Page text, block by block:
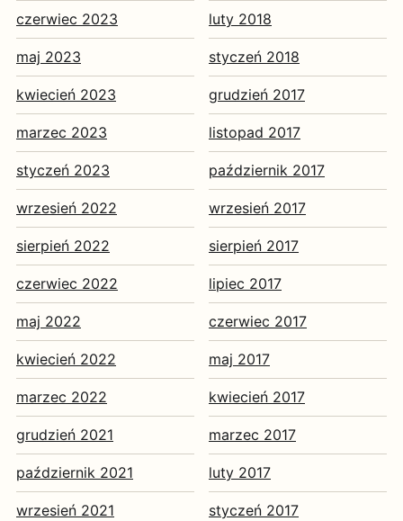
czerwiec 2023
maj 2023
kwiecień 2023
marzec 2023
styczeń 2023
wrzesień 2022
sierpień 2022
czerwiec 2022
maj 2022
kwiecień 2022
marzec 2022
grudzień 2021
październik 2021
wrzesień 2021
luty 2018
styczeń 2018
grudzień 2017
listopad 2017
październik 2017
wrzesień 2017
sierpień 2017
lipiec 2017
czerwiec 2017
maj 2017
kwiecień 2017
marzec 2017
luty 2017
styczeń 2017